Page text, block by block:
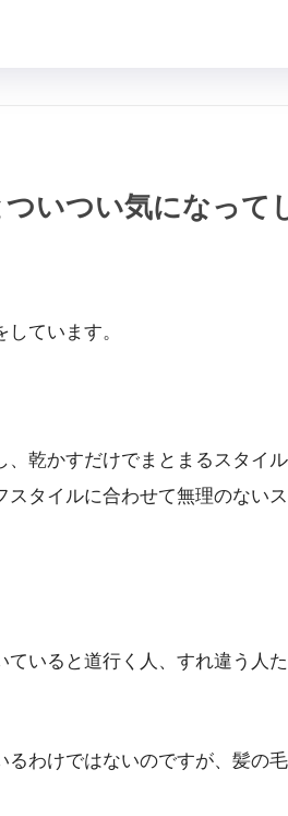
いつい気になって
ています。
、乾かすだけでまとまるスタイ
タイルに合わせて無理のない
いると道行く人、すれ違う人
るわけではないのですが、髪の